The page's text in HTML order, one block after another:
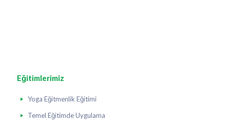
Eğitimlerimiz
Yoga Eğitmenlik Eğitimi
Temel Eğitimde Uygulama